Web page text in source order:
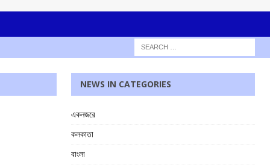
NEWS IN CATEGORIES
একনজরে
কলকাতা
বাংলা